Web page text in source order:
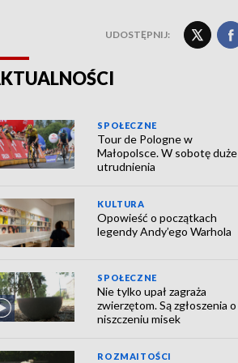
UDOSTĘPNIJ:
SPOŁECZNE
Tour de Pologne w
Małopolsce. W sobotę duże
utrudnienia
KULTURA
Opowieść o początkach
legendy Andy’ego Warhola
SPOŁECZNE
Nie tylko upał zagraża
zwierzętom. Są zgłoszenia o
niszczeniu misek
ROZMAITOŚCI